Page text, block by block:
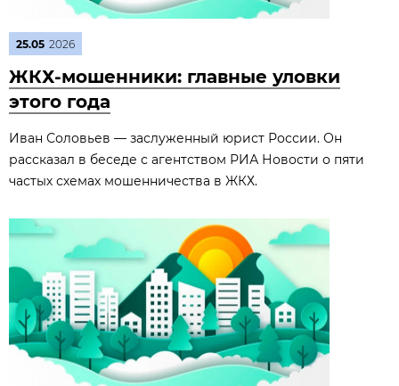
25.05 2026
ЖКХ-мошенники: главные уловки
этого года
Иван Соловьев — заслуженный юрист России. Он
рассказал в беседе с агентством РИА Новости о пяти
частых схемах мошенничества в ЖКХ.